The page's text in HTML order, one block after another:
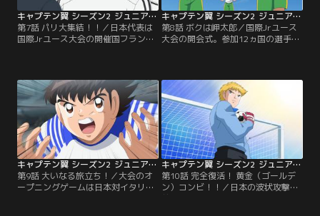
キャプテン翼 シーズン2 ジュニアユース編 第07話
第7話 パリ大集結！！／日本代表は
国際Jrユース大会の開催国フランス
リブルで駆け巡る！するとエッフェ
ル塔の前で、同じようにボールを蹴
って走る少年とすれ違った。
「え？！み……岬くん……」。かつ
ての相棒との再会に抱き合う2人。
翼と岬は翌日の練習でも…。
キャプテン翼 シーズン2 ジュニアユース編 第08話
第8話 ボクは岬太郎／国際Jrユース
大会の開会式。参加12ヵ国の選手が
んて……」。--南葛SCのメンバーと
して全国大会で優勝したものの、父
親の画業のため各地を転々としてい
た岬は、翼と離れ離れに。南葛でサ
ッカーを続けさせてやれなかったこ
とを悔やむ岬の父。
キャプテン翼 シーズン2 ジュニアユース編 第09話
第9話 大いなる旅立ち！／大会のオ
ープニングゲームは日本対イタリ
キャプテン翼 シーズン2 ジュニアユース編 第10話
第10話 完全復活！ 黄金（ゴールデ
ン）コンビ！！／日本の波状攻撃を
前に、イタリアのGKジノ・ヘルナン